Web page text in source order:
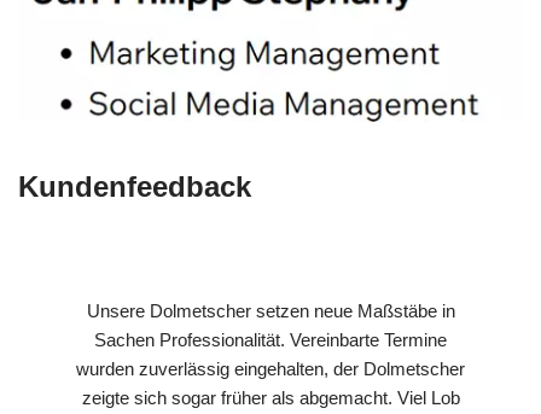
Kundenfeedback
Unsere Dolmetscher setzen neue Maßstäbe in
Sachen Professionalität. Vereinbarte Termine
wurden zuverlässig eingehalten, der Dolmetscher
zeigte sich sogar früher als abgemacht. Viel Lob